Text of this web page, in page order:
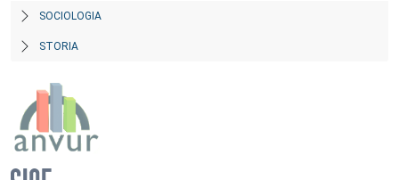
SOCIOLOGIA
STORIA